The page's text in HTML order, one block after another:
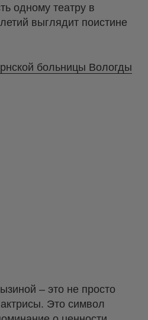
одному театру в
выглядит поистине
больницы Вологды
– это не просто
Это символ